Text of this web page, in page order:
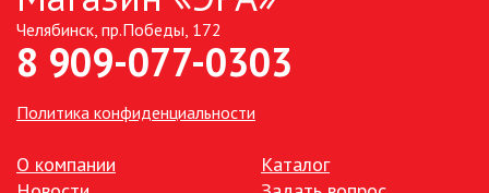
СОЛНЕЧНЫХ БАТАРЕЯХ
УЛИЧНЫЕ СВЕТИЛЬНИКИ
Челябинск, пр.Победы, 172
8 909-077-0303
Политика конфиденциальности
О компании
Каталог